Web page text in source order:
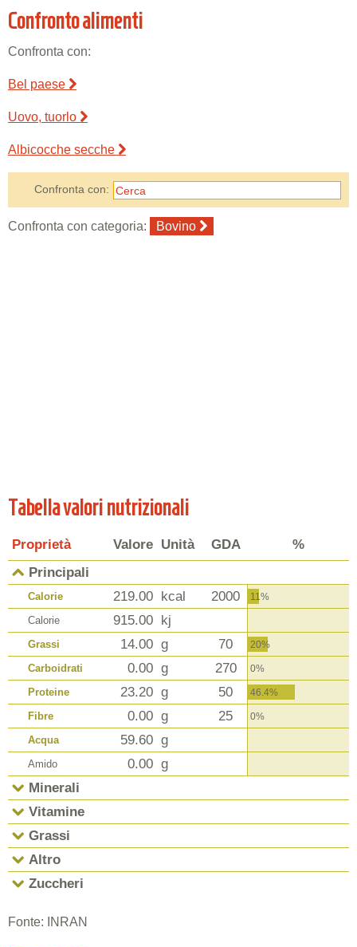
Confronto alimenti
Confronta con:
Bel paese
Uovo, tuorlo
Albicocche secche
Confronta con:
Confronta con categoria: Bovino
Tabella valori nutrizionali
Proprietà Valore Unità GDA
%
Principali
Calorie 219.00 kcal 2000 11%
Calorie 915.00 kj
Grassi 14.00 g 70 20%
Carboidrati 0.00 g 270 0%
Proteine 23.20 g 50 46.4%
Fibre 0.00 g 25 0%
Acqua 59.60 g
Amido 0.00 g
Minerali
Vitamine
Grassi
Altro
Zuccheri
Fonte: INRAN